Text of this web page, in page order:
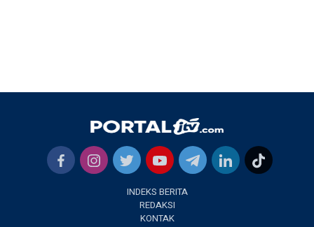
INDEKS BERITA
REDAKSI
KONTAK